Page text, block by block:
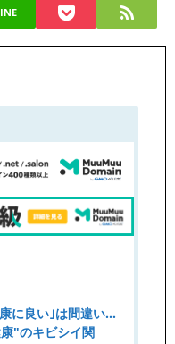
に良い｣は間違い…
"のキビシイ関